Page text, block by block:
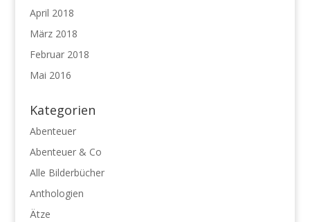
April 2018
März 2018
Februar 2018
Mai 2016
Kategorien
Abenteuer
Abenteuer & Co
Alle Bilderbücher
Anthologien
Ätze